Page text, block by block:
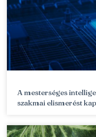
A mesterséges
szakmai elismerést